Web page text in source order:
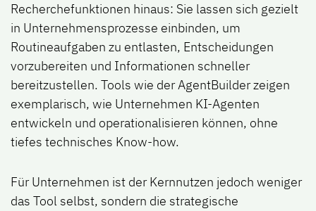
Recherchefunktionen hinaus: Sie lassen sich gezielt
in Unternehmensprozesse einbinden, um
Routineaufgaben zu entlasten, Entscheidungen
vorzubereiten und Informationen schneller
bereitzustellen. Tools wie der AgentBuilder zeigen
exemplarisch, wie Unternehmen KI-Agenten
entwickeln und operationalisieren können, ohne
tiefes technisches Know-how.
Für Unternehmen ist der Kernnutzen jedoch weniger
das Tool selbst, sondern die strategische